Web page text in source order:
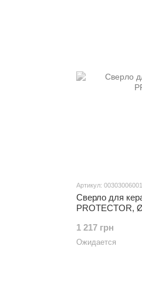
Артикул:
Сверло для
PROTECTOR,
1 217 грн
Ожидается